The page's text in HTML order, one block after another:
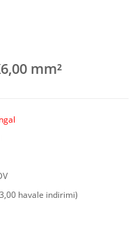
mm²
havale indirimi)